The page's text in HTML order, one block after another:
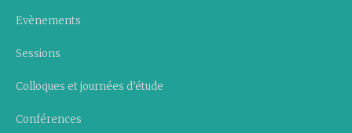
Evènements
Sessions
Colloques et journées d’étude
Conférences